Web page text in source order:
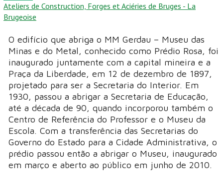
Ateliers de Construction, Forges et Aciéries de Bruges - La
Brugeoise
O edifício que abriga o MM Gerdau – Museu das
Minas e do Metal, conhecido como Prédio Rosa, foi
inaugurado juntamente com a capital mineira e a
Praça da Liberdade, em 12 de dezembro de 1897,
projetado para ser a Secretaria do Interior. Em
1930, passou a abrigar a Secretaria de Educação,
até a década de 90, quando incorporou também o
Centro de Referência do Professor e o Museu da
Escola. Com a transferência das Secretarias do
Governo do Estado para a Cidade Administrativa, o
prédio passou então a abrigar o Museu, inaugurado
em março e aberto ao público em junho de 2010.